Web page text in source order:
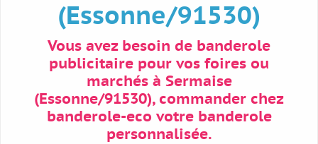
(Essonne/91530)
Vous avez besoin de banderole
publicitaire pour vos foires ou
marchés à Sermaise
(Essonne/91530), commander chez
banderole-eco votre banderole
personnalisée.